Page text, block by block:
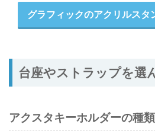
グラフィックのアクリルスタ
台座やストラップを選
アクスタキーホルダーの種